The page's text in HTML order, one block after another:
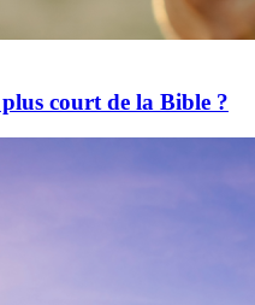
court de la Bible ?